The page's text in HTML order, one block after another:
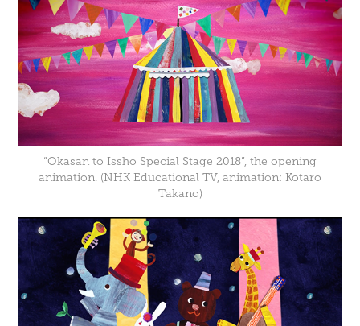
“Okasan to Issho Special Stage 2018”, the opening
animation. (NHK Educational TV, animation: Kotaro
Takano)